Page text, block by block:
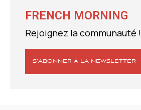
FRENCH MORNING
Rejoignez la communauté !
S’ABONNER À LA NEWSLETTER